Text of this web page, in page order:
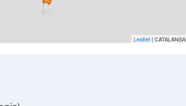
Leaflet |